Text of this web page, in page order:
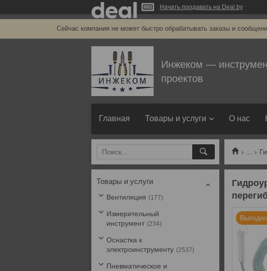
Начать продавать на Deal.by
Сейчас компания не может быстро обрабатывать заказы и
Инжеком —
проектов
Главная Товары и услуги О нас
Товары и услуги
Вентиляция 177
Измерительный
инструмент
234
Оснастка к
электроинструменту
2537
Пневматическое и